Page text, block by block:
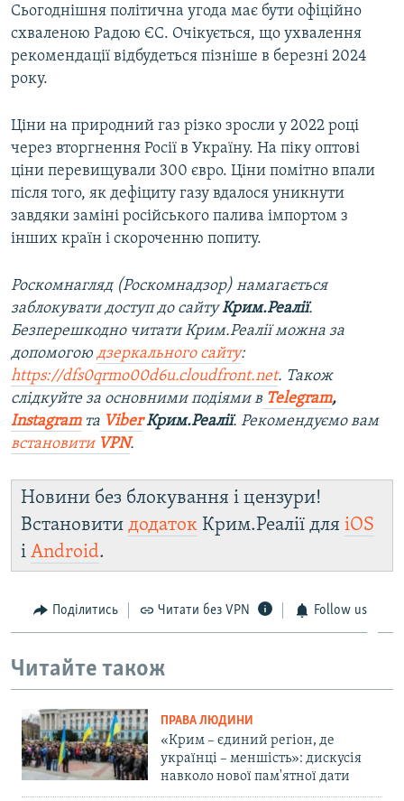
Сьогоднішня політична угода має бути офіційно
схваленою Радою ЄС. Очікується, що ухвалення
рекомендації відбудеться пізніше в березні 2024
року.
Ціни на природний газ різко зросли у 2022 році
через вторгнення Росії в Україну. На піку оптові
ціни перевищували 300 євро. Ціни помітно впали
після того, як дефіциту газу вдалося уникнути
завдяки заміні російського палива імпортом з
інших країн і скороченню попиту.
Роскомнагляд (Роскомнадзор) намагається
заблокувати доступ до сайтуКрим.Реалії.
Безперешкодно читати Крим.Реалії можна за
допомогою дзеркального сайту:
https://dfs0qrmo00d6u.cloudfront.net. Також
слідкуйте за основними подіями в Telegram,
Instagramта ViberКрим.Реалії. Рекомендуємо вам
встановити VPN.
Новини без блокування і цензури!
Встановити додаток Крим.Реалії для iOS
і Android.
Поділитись Читати без VPN Follow us
Читайте також
ПРАВА ЛЮДИНИ
«Крим – єдиний регіон, де
українці – меншість»: дискусія
навколо нової пам'ятної дати